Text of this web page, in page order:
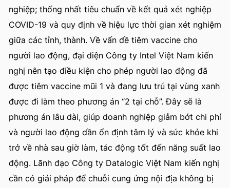
nghiệp; thống nhất tiêu chuẩn về kết quả xét nghiệp
COVID-19 và quy định về hiệu lực thời gian xét nghiệm
giữa các tỉnh, thành. Về vấn đề tiêm vaccine cho
người lao động, đại diện Công ty Intel Việt Nam kiến
nghị nên tạo điều kiện cho phép người lao động đã
được tiêm vaccine mũi 1 và đang lưu trú tại vùng xanh
được đi làm theo phương án “2 tại chỗ”. Đây sẽ là
phương án lâu dài, giúp doanh nghiệp giảm bớt chi phí
và người lao động dần ổn định tâm lý và sức khỏe khi
trở về nhà sau giờ làm, tác động tốt đến năng suất lao
động. Lãnh đạo Công ty Datalogic Việt Nam kiến nghị
cần có giải pháp để chuỗi cung ứng nội địa không bị